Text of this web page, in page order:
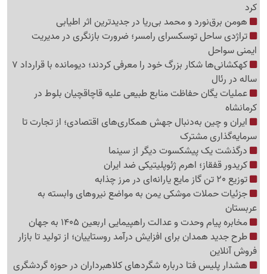
کرد
هومن برق‌نورد و محمد بی‌ریا در جدیدترین اثر اطیابی
تراژدی ساحل توسکسرای رامسر؛ ضرورت بازنگری در مدیریت
ایمنی سواحل
کهکشانی‌ها شکار بزرگ خود را معرفی کردند؛ دیومانده با قرارداد 7
ساله در رئال
عملیات یگان حفاظت منابع طبیعی علیه قاچاقچیان بلوط در
کرمانشاه
ایران و چین به‌دنبال جهش همکاری‌های اقتصادی؛ از تجارت تا
سرمایه‌گذاری مشترک
درگذشت یک پیشکسوت دیگر از سینما
کریدور قفقاز؛ اهرم ژئوپلیتیکی ضد ایران
توزیع 20 تن گاز مایع یارانه‌ای در مرز چذابه
جزئیات حملات موشکی یمن به مواضع نیروهای وابسته به
عربستان
مخابره پیام وحدت و عدالت راهپیمایی اربعین 1405 به جهان
طرح جدید همدان برای افزایش درآمد روستاییان؛ از تولید تا بازار
فروش آنلاین
هشدار پلیس فتا درباره شگردهای کلاهبرداران در حوزه گردشگری